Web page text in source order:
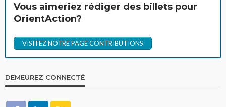
Vous aimeriez rédiger des billets pour
OrientAction?
VISITEZ NOTRE PAGE CONTRIBUTIONS
DEMEUREZ CONNECTÉ